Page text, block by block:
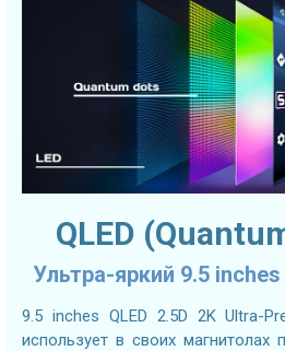
QLED
Ультра-яркий 9.5 inches
9.5 inches QLED 2.5D 2K Ultra-
использует в своих магнитолах